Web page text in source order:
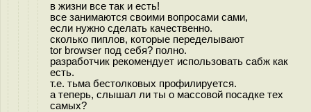
в жизни все так и есть!
все занимаются своими вопросами сами,
если нужно сделать качественно.
сколько пиплов, которые переделывают
tor browser под себя? полно.
разработчик рекомендует использовать сабж как
есть.
т.е. тьма бестолковых профилируется.
а теперь, слышал ли ты о массовой посадке тех
самых?